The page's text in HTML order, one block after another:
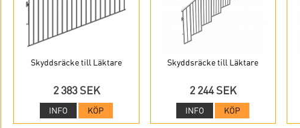
Skyddsräcke till Läktare
2 383 SEK
INFO KÖP
Skyddsräcke till Läktare
2 244 SEK
INFO KÖP